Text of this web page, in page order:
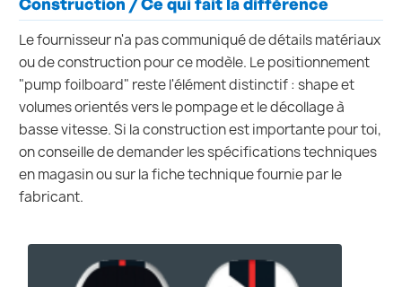
Le fournisseur n'a pas communiqué de détails matériaux
ou de construction pour ce modèle. Le positionnement
"pump foilboard" reste l'élément distinctif : shape et
volumes orientés vers le pompage et le décollage à
basse vitesse. Si la construction est importante pour toi,
on conseille de demander les spécifications techniques
en magasin ou sur la fiche technique fournie par le
fabricant.